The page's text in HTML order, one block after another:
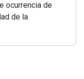
ocurrencia de
de la